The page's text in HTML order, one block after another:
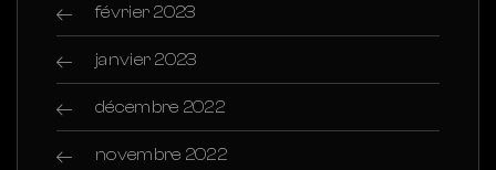
février 2023
janvier 2023
décembre 2022
novembre 2022